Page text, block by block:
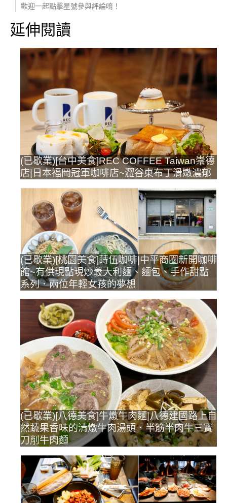
歡迎一起點擊星號參與評論唷！
延伸閱讀
(已歇業)[台中美食]REC COFFEE Taiwan崇德
店|日本福岡冠軍咖啡店~澀谷東布丁滑嫩濃郁
(已歇業)[桃園美食]蒔伍咖啡|中平商圈新開咖啡
館~有供現點現炒義大利麵、麵包、手作甜點
系列．兩位年輕女孩的夢想
(已歇業)[八德美食]牛燉牛肉麵|八德建國路上自
然蔬果香味的清燉牛肉湯頭．半筋半肉牛三寶
刀削牛肉麵